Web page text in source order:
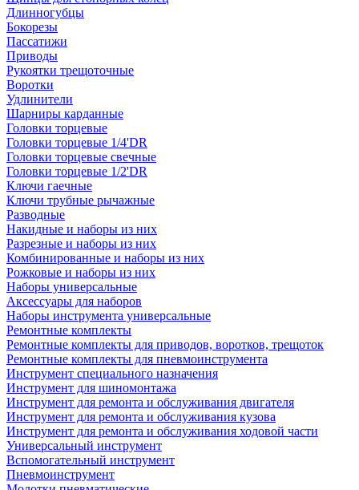
Длинногубцы
Бокорезы
Пассатижи
Приводы
Рукоятки трещоточные
Воротки
Удлинители
Шарниры карданные
Головки торцевые
Головки торцевые 1/4'DR
Головки торцевые свечные
Головки торцевые 1/2'DR
Ключи гаечные
Ключи трубные рычажные
Разводные
Накидные и наборы из них
Разрезные и наборы из них
Комбинированные и наборы из них
Рожковые и наборы из них
Наборы универсальные
Аксессуары для наборов
Наборы инструмента универсальные
Ремонтные комплекты
Ремонтные комплекты для приводов, воротков, трещоток
Ремонтные комплекты для пневмоинструмента
Инструмент специального назначения
Инструмент для шиномонтажа
Инструмент для ремонта и обслуживания двигателя
Инструмент для ремонта и обслуживания кузова
Инструмент для ремонта и обслуживания ходовой части
Универсальный инструмент
Вспомогательный инструмент
Пневмоинструмент